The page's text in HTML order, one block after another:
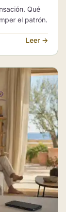
Qué
el patrón.
Leer →